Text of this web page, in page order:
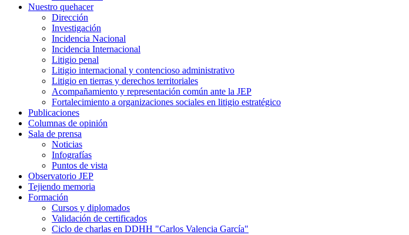
Nuestro quehacer
Dirección
Investigación
Incidencia Nacional
Incidencia Internacional
Litigio penal
Litigio internacional y contencioso administrativo
Litigio en tierras y derechos territoriales
Acompañamiento y representación común ante la JEP
Fortalecimiento a organizaciones sociales en litigio estratégico
Publicaciones
Columnas de opinión
Sala de prensa
Noticias
Infografías
Puntos de vista
Observatorio JEP
Tejiendo memoria
Formación
Cursos y diplomados
Validación de certificados
Ciclo de charlas en DDHH "Carlos Valencia García"